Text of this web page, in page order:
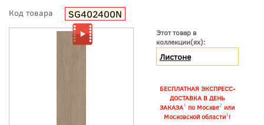
Код товара SG402400N
Этот товар в
коллекции(ях):
Листоне
БЕСПЛАТНАЯ ЭКСПРЕСС-
ДОСТАВКА В ДЕНЬ
ЗАКАЗА1 по Москве2 или
Московской области3!